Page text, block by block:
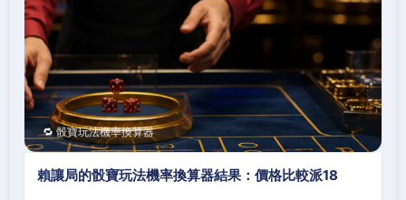
🔁 骰寶玩法機率換算器
賴讓局的骰寶玩法機率換算器結果：價格比較派18